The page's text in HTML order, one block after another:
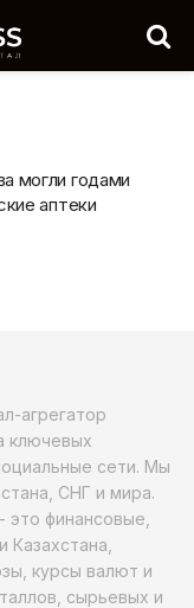
могли годами
аптеки
агрегатор
ключевых
сети. Мы
СНГ и мира.
финансовые,
Казахстана,
курсы валют и
сырьевых и